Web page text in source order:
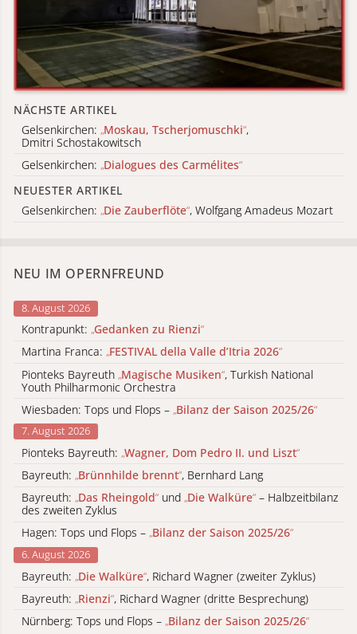
NÄCHSTE ARTIKEL
Gelsenkirchen: „Moskau, Tscherjomuschki“,
Dmitri Schostakowitsch
Gelsenkirchen: „Dialogues des Carmélites“
NEUESTER ARTIKEL
Gelsenkirchen: „Die Zauberflöte“, Wolfgang Amadeus Mozart
NEU IM OPERNFREUND
8. August 2026
Kontrapunkt: „Gedanken zu Rienzi“
Martina Franca: „FESTIVAL della Valle d’Itria 2026“
Pionteks Bayreuth „Magische Musiken“, Turkish National
Youth Philharmonic Orchestra
Wiesbaden: Tops und Flops – „Bilanz der Saison 2025/26“
7. August 2026
Pionteks Bayreuth: „Wagner, Dom Pedro II. und Liszt“
Bayreuth: „Brünnhilde brennt“, Bernhard Lang
Bayreuth: „Das Rheingold“ und „Die Walküre“ – Halbzeitbilanz
des zweiten Zyklus
Hagen: Tops und Flops – „Bilanz der Saison 2025/26“
6. August 2026
Bayreuth: „Die Walküre“, Richard Wagner (zweiter Zyklus)
Bayreuth: „Rienzi“, Richard Wagner (dritte Besprechung)
Nürnberg: Tops und Flops – „Bilanz der Saison 2025/26“